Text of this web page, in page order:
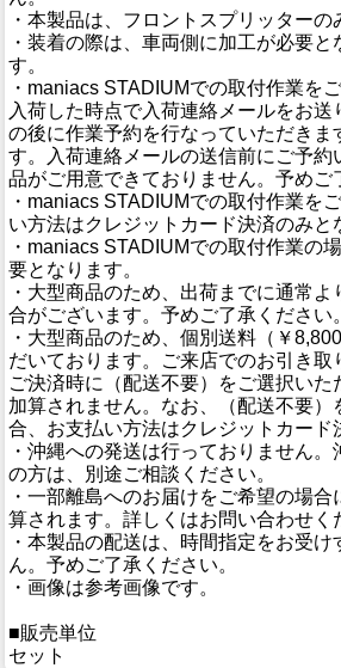
・本製品は、フロントスプリッターの
・装着の際は、車両側に加工が必要と
す。
・maniacs STADIUMでの取付作業を
入荷した時点で入荷連絡メールをお送
の後に作業予約を行なっていただきま
す。入荷連絡メールの送信前にご予約
品がご用意できておりません。予めご
・maniacs STADIUMでの取付作業を
い方法はクレジットカード決済のみと
・maniacs STADIUMでの取付作業の
要となります。
・大型商品のため、出荷までに通常
合がございます。予めご了承ください。
・大型商品のため、個別送料（￥
だいております。ご来店でのお引き取
ご決済時に（配送不要）をご選択いた
加算されません。なお、（配送不要）
合、お支払い方法はクレジットカード
・沖縄への発送は行っておりません
の方は、別途ご相談ください。
・一部離島へのお届けをご希望の場
算されます。詳しくはお問い合わせく
・本製品の配送は、時間指定をお受
ん。予めご了承ください。
・画像は参考画像です。
■販売単位
セット